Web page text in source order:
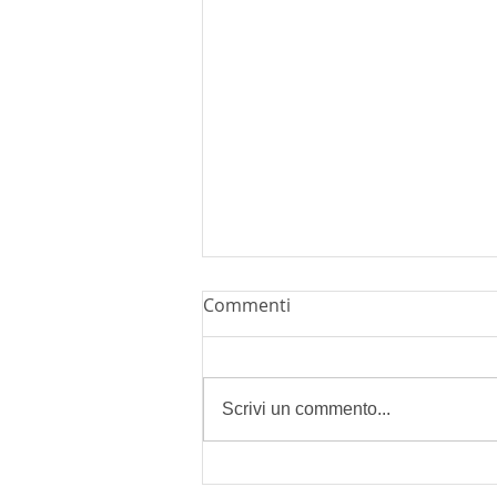
UN NUOVO E GRAN BEL
Patrizia Bigarella Mercoledì 24
ottobre ore 18.00 alla Libreria
Commenti
Scrivi un commento...